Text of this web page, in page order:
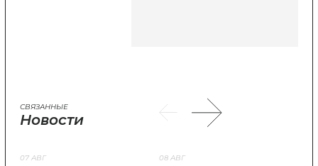
СВЯЗАННЫЕ
Новости
07 АВГ 08 АВГ